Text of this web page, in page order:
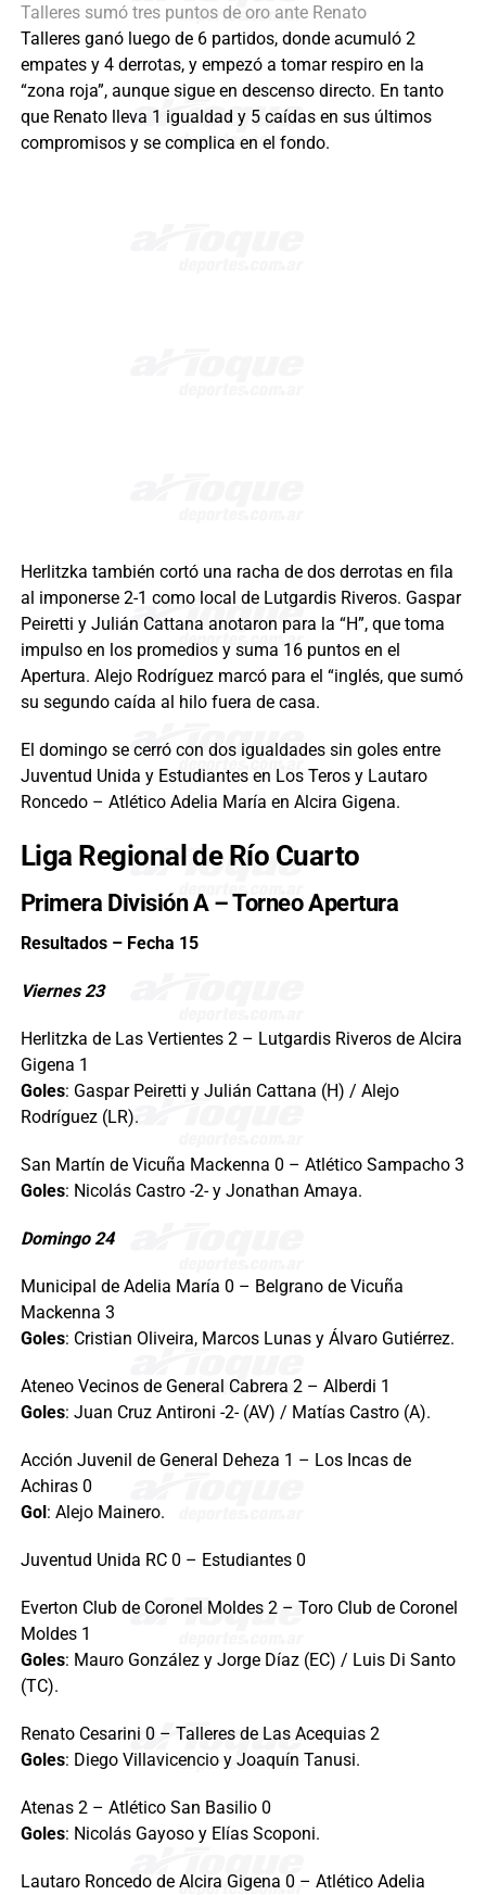
Talleres sumó tres puntos de oro ante Renato
Talleres ganó luego de 6 partidos, donde acumuló 2
empates y 4 derrotas, y empezó a tomar respiro en la
“zona roja”, aunque sigue en descenso directo. En tanto
que Renato lleva 1 igualdad y 5 caídas en sus últimos
compromisos y se complica en el fondo.
Herlitzka también cortó una racha de dos derrotas en fila
al imponerse 2-1 como local de Lutgardis Riveros. Gaspar
Peiretti y Julián Cattana anotaron para la “H”, que toma
impulso en los promedios y suma 16 puntos en el
Apertura. Alejo Rodríguez marcó para el “inglés, que sumó
su segundo caída al hilo fuera de casa.
El domingo se cerró con dos igualdades sin goles entre
Juventud Unida y Estudiantes en Los Teros y Lautaro
Roncedo – Atlético Adelia María en Alcira Gigena.
Liga Regional de Río Cuarto
Primera División A – Torneo Apertura
Resultados – Fecha 15
Viernes 23
Herlitzka de Las Vertientes 2 – Lutgardis Riveros de Alcira
Gigena 1
Goles: Gaspar Peiretti y Julián Cattana (H) / Alejo
Rodríguez (LR).
San Martín de Vicuña Mackenna 0 – Atlético Sampacho 3
Goles: Nicolás Castro -2- y Jonathan Amaya.
Domingo 24
Municipal de Adelia María 0 – Belgrano de Vicuña
Mackenna 3
Goles: Cristian Oliveira, Marcos Lunas y Álvaro Gutiérrez.
Ateneo Vecinos de General Cabrera 2 – Alberdi 1
Goles: Juan Cruz Antironi -2- (AV) / Matías Castro (A).
Acción Juvenil de General Deheza 1 – Los Incas de
Achiras 0
Gol: Alejo Mainero.
Juventud Unida RC 0 – Estudiantes 0
Everton Club de Coronel Moldes 2 – Toro Club de Coronel
Moldes 1
Goles: Mauro González y Jorge Díaz (EC) / Luis Di Santo
(TC).
Renato Cesarini 0 – Talleres de Las Acequias 2
Goles: Diego Villavicencio y Joaquín Tanusi.
Atenas 2 – Atlético San Basilio 0
Goles: Nicolás Gayoso y Elías Scoponi.
Lautaro Roncedo de Alcira Gigena 0 – Atlético Adelia